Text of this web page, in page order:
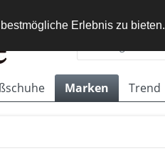
Erlebnis zu bieten.
Marken Trend